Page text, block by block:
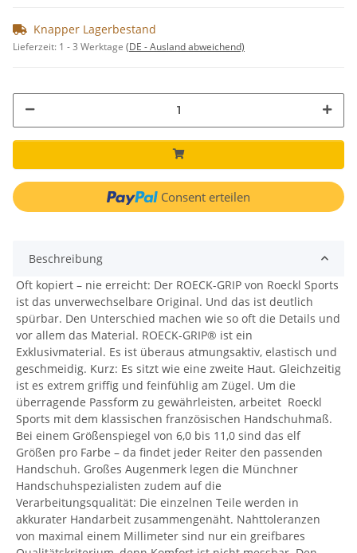
Knapper Lagerbestand
Lieferzeit: 1 - 3 Werktage (DE - Ausland abweichend)
Consent erteilen
Beschreibung
Oft kopiert – nie erreicht: Der ROECK-GRIP von Roeckl Sports
ist das unverwechselbare Original. Und das ist deutlich
spürbar. Den Unterschied machen wie so oft die Details und
vor allem das Material. ROECK-GRIP® ist ein
Exklusivmaterial. Es ist überaus atmungsaktiv, elastisch und
geschmeidig. Kurz: Es sitzt wie eine zweite Haut. Gleichzeitig
ist es extrem griffig und feinfühlig am Zügel. Um die
überragende Passform zu gewährleisten, arbeitet Roeckl
Sports mit dem klassischen französischen Handschuhmaß.
Bei einem Größenspiegel von 6,0 bis 11,0 sind das elf
Größen pro Farbe – da findet jeder Reiter den passenden
Handschuh. Großes Augenmerk legen die Münchner
Handschuhspezialisten zudem auf die
Verarbeitungsqualität: Die einzelnen Teile werden in
akkurater Handarbeit zusammengenäht. Nahttoleranzen
von maximal einem Millimeter sind nur ein greifbares